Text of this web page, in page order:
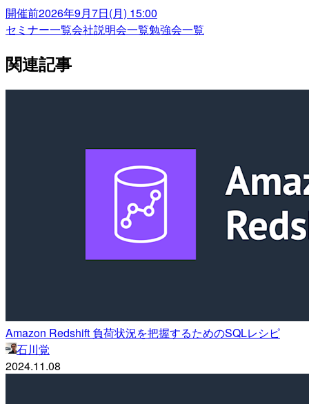
開催前2026年9月7日(月) 15:00
セミナー一覧会社説明会一覧勉強会一覧
関連記事
Amazon Redshift 負荷状況を把握するためのSQLレシピ
石川覚
2024.11.08